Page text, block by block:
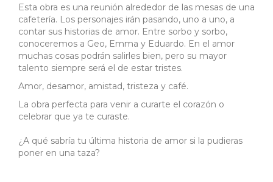
Esta obra es una reunión alrededor de las mesas de una
cafetería. Los personajes irán pasando, uno a uno, a
contar sus historias de amor. Entre sorbo y sorbo,
conoceremos a Geo, Emma y Eduardo. En el amor
muchas cosas podrán salirles bien, pero su mayor
talento siempre será el de estar tristes.
Amor, desamor, amistad, tristeza y café.
La obra perfecta para venir a curarte el corazón o
celebrar que ya te curaste.
¿A qué sabría tu última historia de amor si la pudieras
poner en una taza?